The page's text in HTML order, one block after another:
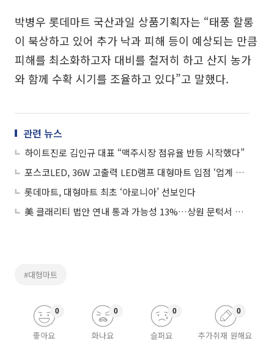
박병우 롯데마트 국산과일 상품기획자는 “태풍 할롱
이 북상하고 있어 추가 낙과 피해 등이 예상되는 만큼
피해를 최소화하고자 대비를 철저히 하고 산지 농가
와 함께 수확 시기를 조율하고 있다”고 말했다.
관련 뉴스
하이트진로 김인규 대표 “맥주시장 점유율 반등 시작했다”
포스코LED, 36W 고출력 LED램프 대형마트 입점 ‘업계 최초’
롯데마트, 대형마트 최초 ‘아로니아’ 선보인다
美 클래리티 법안 연내 통과 가능성 13%…상원 문턱서 제동
#대형마트
좋아요
0
화나요
0
슬퍼요
0
추가취재 원해요
0